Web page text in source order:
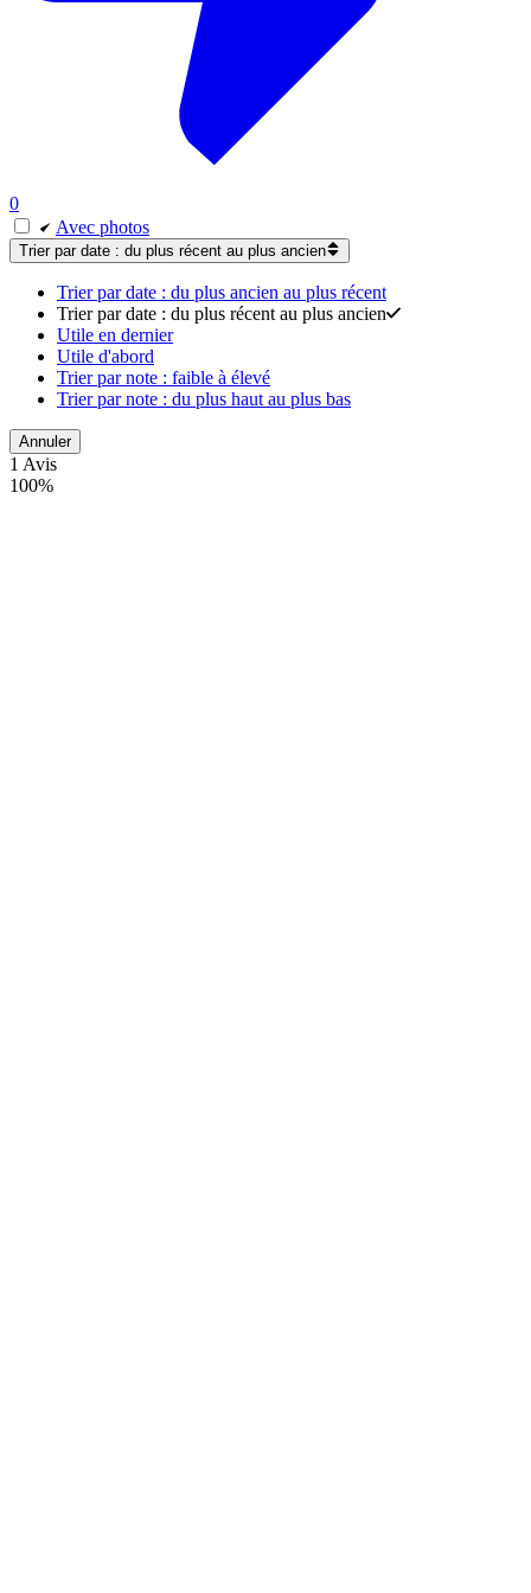
0
Avec photos
Trier par date : du plus récent au plus ancien
Trier par date : du plus ancien au plus récent
Trier par date : du plus récent au plus ancien
Utile en dernier
Utile d'abord
Trier par note : faible à élevé
Trier par note : du plus haut au plus bas
Annuler
1 Avis
100%